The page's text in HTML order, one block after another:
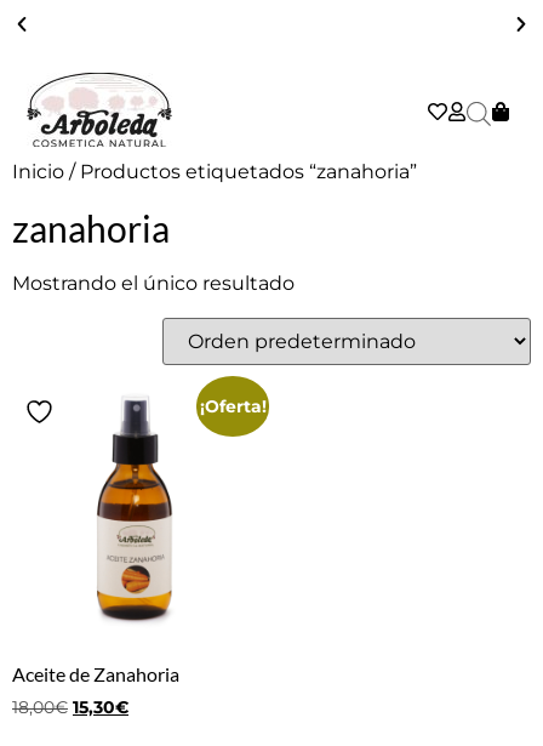
ENVÍO GRATIS A PARTIR DE 39€ EN PENÍNSULA - 2/3 DÍAS
Inicio / Productos etiquetados “zanahoria”
zanahoria
Mostrando el único resultado
¡Oferta!
Aceite de Zanahoria
18,00€ 15,30€